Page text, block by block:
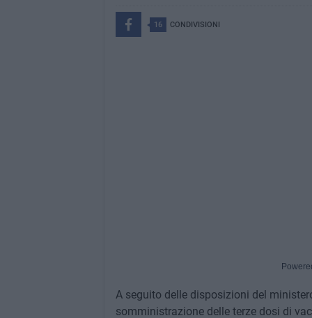
16 CONDIVISIONI
A seguito delle disposizioni del
somministrazione delle terze dosi di